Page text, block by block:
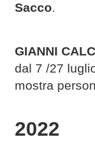
Sacco.
GIANNI
dal 7 /27
mostra
2022